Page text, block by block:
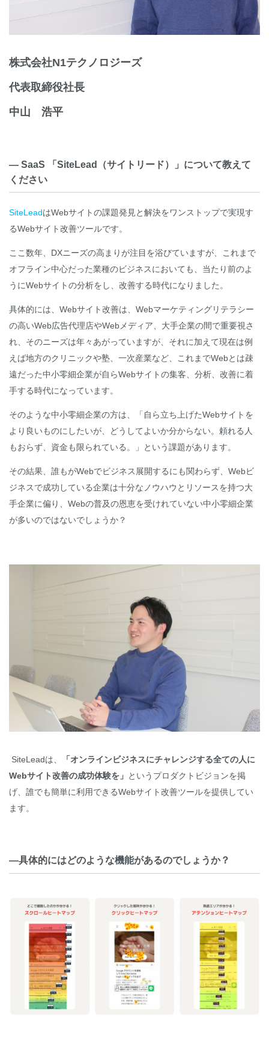
株式会社N1テクノロジーズ
代表取締役社長
中山 浩平
― SaaS 「SiteLead（サイトリード）」について教えて
ください
SiteLeadはWebサイトの課題発見と解決をワンストップで実現す
るWebサイト改善ツールです。
ここ数年、DXニーズの高まりが注目を浴びていますが、これまで
オフライン中心だった業種のビジネスにおいても、当たり前のよ
うにWebサイトの分析をし、改善する時代になりました。
具体的には、Webサイト改善は、Webマーケティングリテラシー
の高いWeb広告代理店やWebメディア、大手企業の間で重要視さ
れ、そのニーズは年々あがっていますが、それに加えて現在は例
えば地方のクリニックや塾、一次産業など、これまでWebとは疎
遠だった中小零細企業が自らWebサイトの集客、分析、改善に着
手する時代になっています。
そのような中小零細企業の方は、「自ら立ち上げたWebサイトを
より良いものにしたいが、どうしてよいか分からない。頼れる人
もおらず、資金も限られている。」という課題があります。
その結果、誰もがWebでビジネス展開するにも関わらず、Webビ
ジネスで成功している企業は十分なノウハウとリソースを持つ大
手企業に偏り、Webの普及の恩恵を受けれていない中小零細企業
が多いのではないでしょうか？
SiteLeadは、
「オンラインビジネスにチャレンジする全ての人に
Webサイト改善の成功体験を」 というプロダクトビジョンを掲
げ、誰でも簡単に利用できるWebサイト改善ツールを提供してい
ます。
―具体的にはどのような機能があるのでしょうか？